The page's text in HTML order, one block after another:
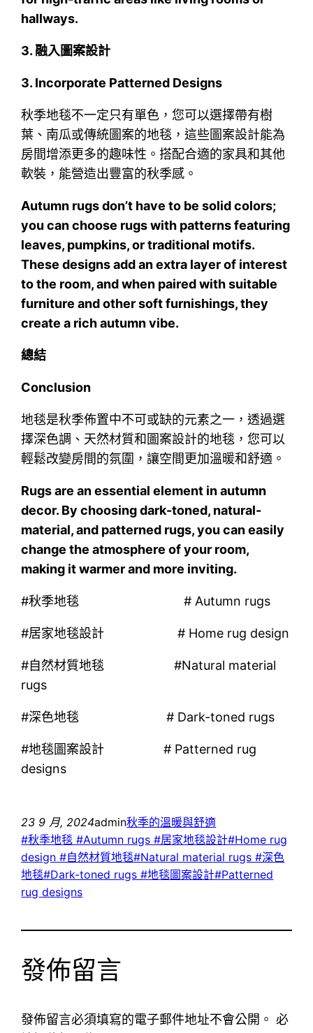
hallways.
3. 融入圖案設計
3. Incorporate Patterned Designs
秋季地毯不一定只有單色，您可以選擇帶有樹
葉、南瓜或傳統圖案的地毯，這些圖案設計能為
房間增添更多的趣味性。搭配合適的家具和其他
軟裝，能營造出豐富的秋季感。
Autumn rugs don’t have to be solid colors;
you can choose rugs with patterns featuring
leaves, pumpkins, or traditional motifs.
These designs add an extra layer of interest
to the room, and when paired with suitable
furniture and other soft furnishings, they
create a rich autumn vibe.
總結
Conclusion
地毯是秋季佈置中不可或缺的元素之一，透過選
擇深色調、天然材質和圖案設計的地毯，您可以
輕鬆改變房間的氛圍，讓空間更加溫暖和舒適。
Rugs are an essential element in autumn
decor. By choosing dark-toned, natural-
material, and patterned rugs, you can easily
change the atmosphere of your room,
making it warmer and more inviting.
#秋季地毯 # Autumn rugs
#居家地毯設計 # Home rug design
#自然材質地毯 #Natural material
rugs
#深色地毯 # Dark-toned rugs
#地毯圖案設計 # Patterned rug
designs
23 9 月, 2024admin秋季的溫暖與舒適
#秋季地毯 #Autumn rugs #居家地毯設計#Home rug
design #自然材質地毯#Natural material rugs #深色
地毯#Dark-toned rugs #地毯圖案設計#Patterned
rug designs
發佈留言
發佈留言必須填寫的電子郵件地址不會公開。 必